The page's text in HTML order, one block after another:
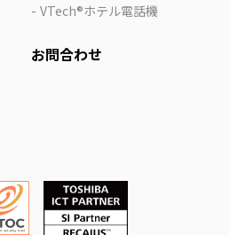
VTech®ホテル電話機
お問合わせ